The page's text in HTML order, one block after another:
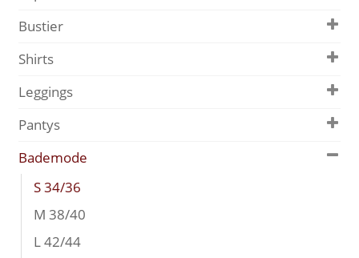
Bustier
Shirts
Leggings
Pantys
Bademode
S 34/36
M 38/40
L 42/44